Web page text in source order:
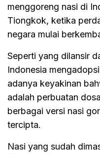
menggoreng nasi di
Tiongkok, ketika
negara mulai
Seperti yang dilansir
Indonesia
adanya keyakinan
adalah perbuatan
berbagai versi nasi
tercipta.
Nasi yang sudah